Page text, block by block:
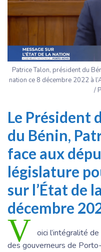
Patrice Talon, président du
nation ce 8 décembre 2022 à
/
Le Président
du Bénin,
face aux
législature
sur l’État de
décembre
V oici l’intégralité
des gouverneurs de